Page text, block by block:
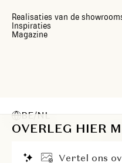
OVERLEG HIER
Vertel ons ov
Realisaties van de
Inspiraties
Magazine
BE/NL